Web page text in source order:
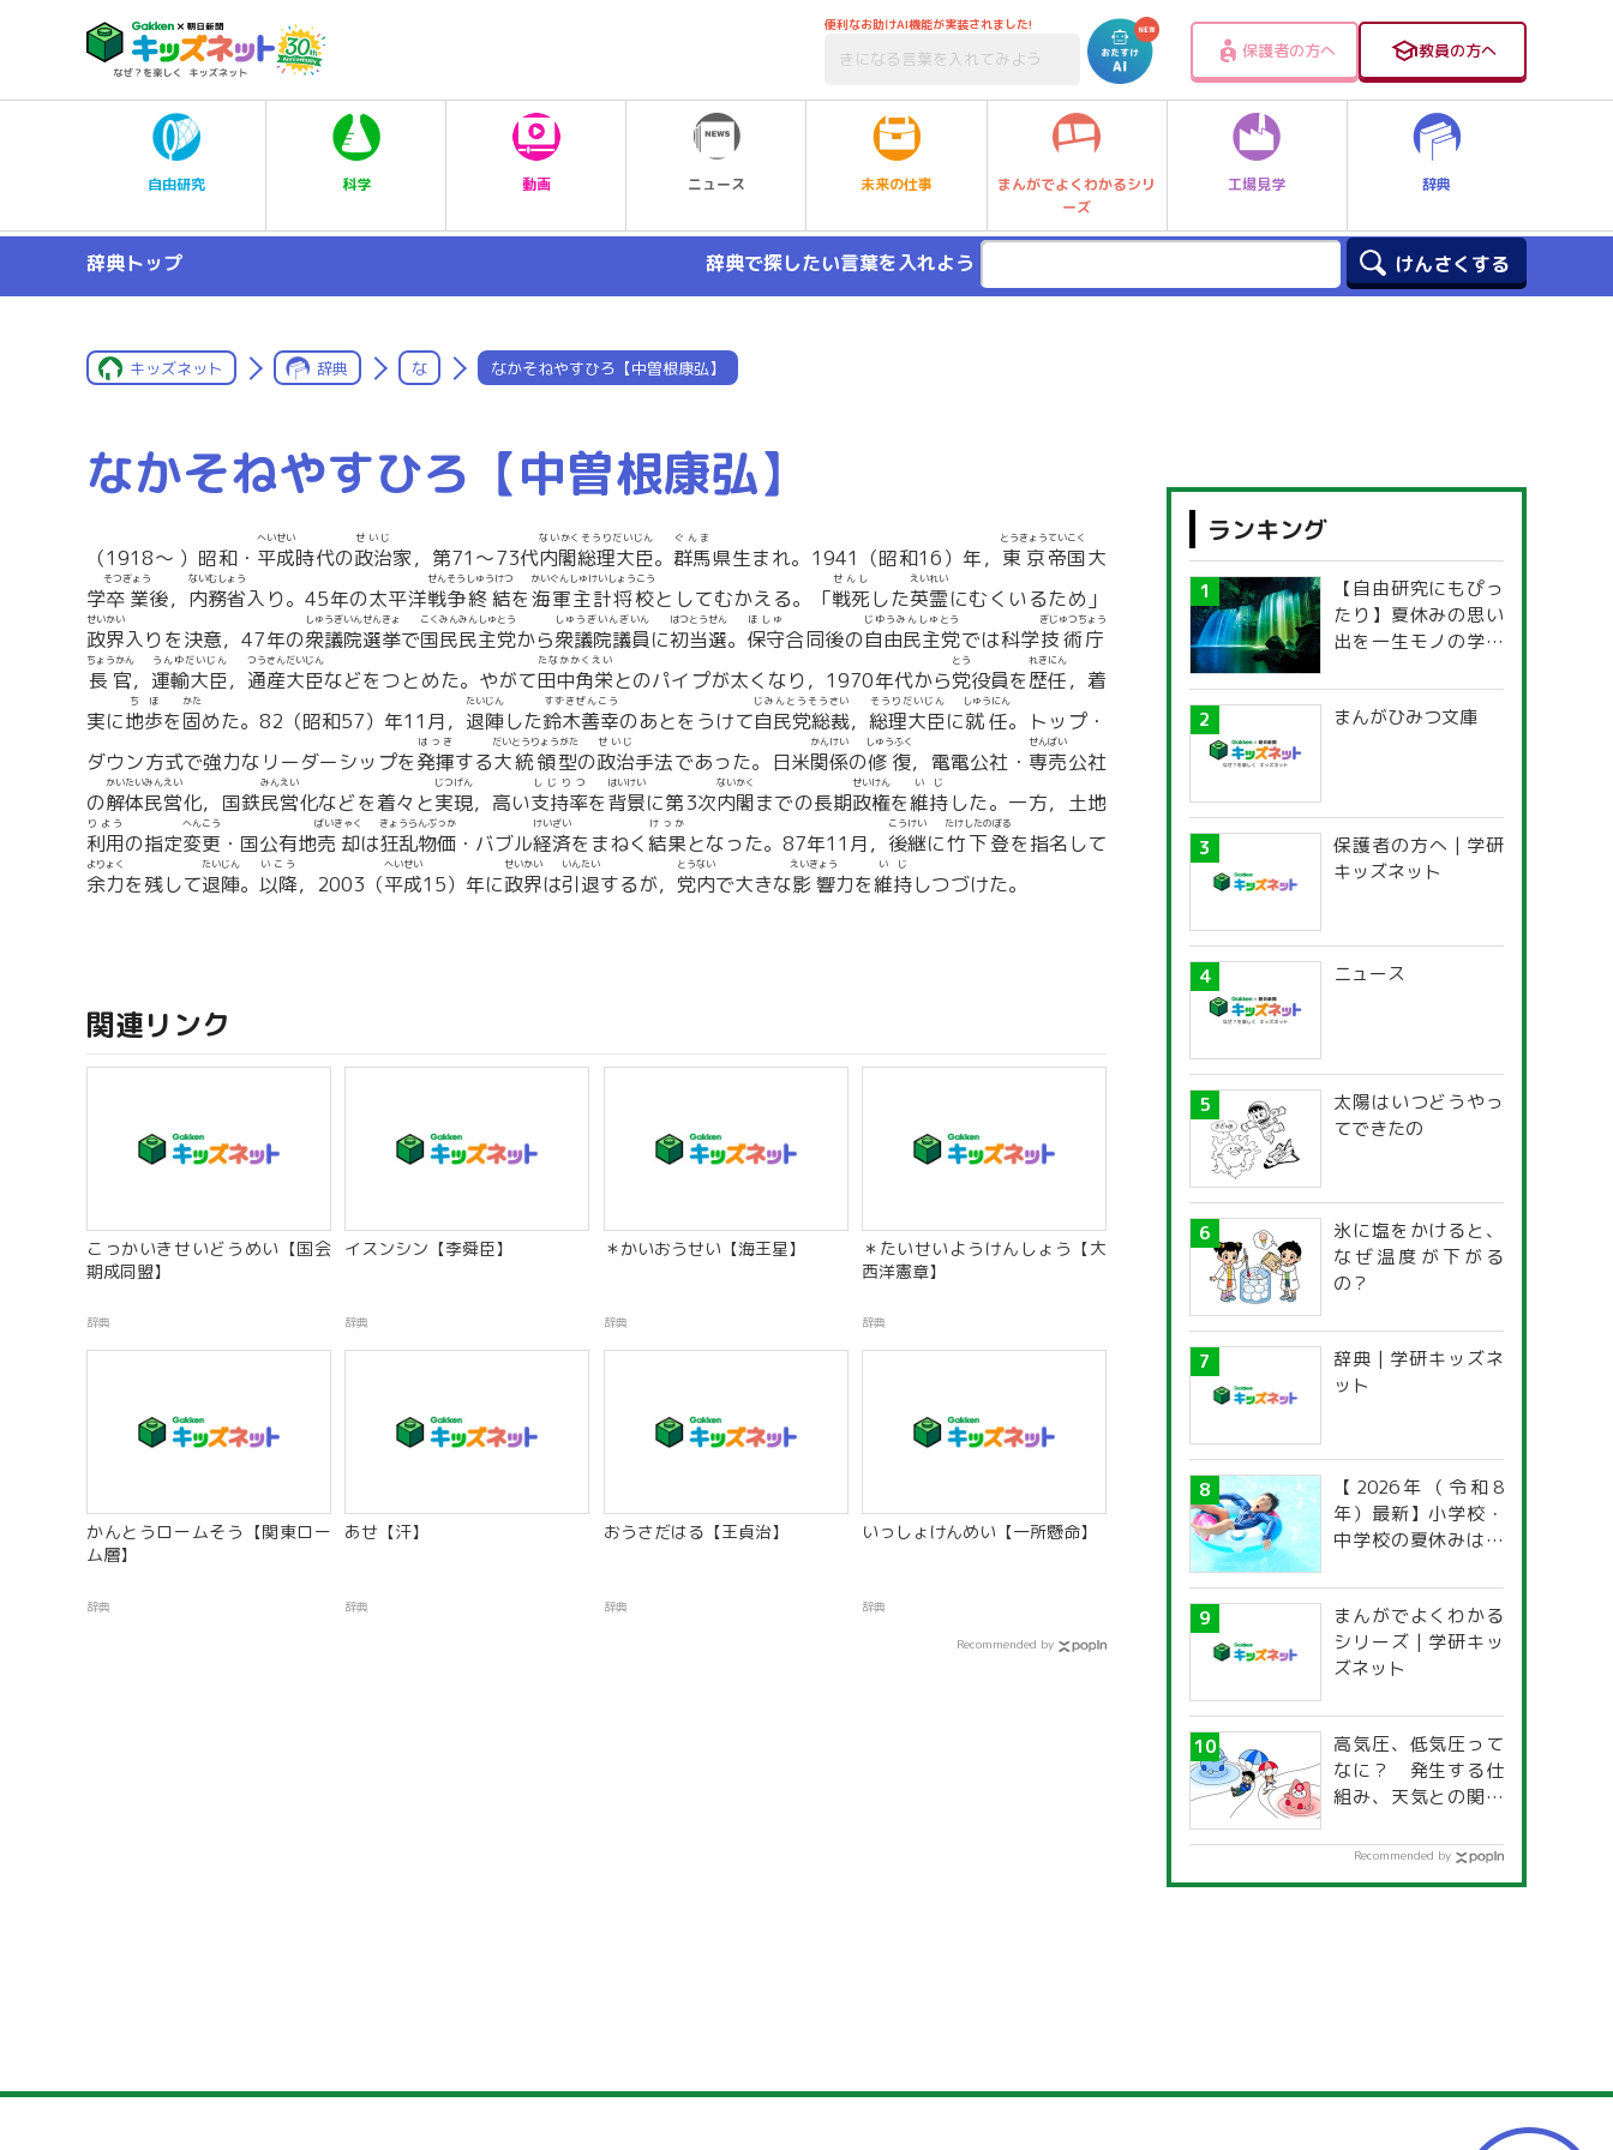
便利なお助けAI機能が実装されました!
保護者の方へ 教員の方へ
自由研究 科学 動画 ニュース 未来の仕事
まんがでよくわかるシリ
ーズ
工場見学 辞典
辞典トップ 辞典で探したい言葉を入れよう
キッズネット 辞典 な なかそねやすひろ【中曽根康弘】
なかそねやすひろ【中曽根康弘】
（1918〜 ）昭和・ 平成
へいせい
時代の政治
せいじ
家，第71〜73代内閣総理大臣
ないかくそうりだいじん
。 群馬
ぐんま
県生まれ。1941（昭和16）年， 東京
とうきょう
帝国
ていこく
大
学卒業
そつぎょう
後， 内務省
ないむしょう
入り。45年の太平洋戦争
せんそう
終結
しゅうけつ
を海軍主計将校
かいぐんしゅけいしょうこう
としてむかえる。「戦死
せんし
した英霊
えいれい
にむくいるため」
政界
せいかい
入りを決意，47年の衆議院
しゅうぎいん
選挙
せんきょ
で国民民主党
こくみんみんしゅとう
から衆議院議員
しゅうぎいんぎいん
に初当選
はつとうせん
。 保守
ほしゅ
合同後の自由民主党
じゆうみんしゅとう
では科学技術庁
ぎじゅつちょう
長官
ちょうかん
， 運輸大臣
うんゆだいじん
， 通産大臣
つうさんだいじん
などをつとめた。やがて田中角栄
たなかかくえい
とのパイプが太くなり，1970年代から党
とう
役員を歴任
れきにん
，着
実に地歩
ちほ
を固
かた
めた。82（昭和57）年11月， 退陣
たいじん
した鈴木善幸
すずきぜんこう
のあとをうけて自民党総裁
じみんとうそうさい
， 総理大臣
そうりだいじん
に就任
しゅうにん
。トップ・
ダウン方式で強力なリーダーシップを発揮
はっき
する大統領型
だいとうりょうがた
の政治
せいじ
手法であった。日米関係
かんけい
の修復
しゅうふく
，電電公社・ 専売
せんばい
公社
の解体民営
かいたいみんえい
化，国鉄民営
みんえい
化などを着々と実現
じつげん
，高い支持率
しじりつ
を背景
はいけい
に第3次内閣
ないかく
までの長期政権
せいけん
を維持
いじ
した。一方，土地
利用
りよう
の指定変更
へんこう
・国公有地売却
ばいきゃく
は狂乱物価
きょうらんぶっか
・バブル経済
けいざい
をまねく結果
けっか
となった。87年11月， 後継
こうけい
に竹下登
たけしたのぼる
を指名して
余力
よりょく
を残して退陣
たいじん
。 以降
いこう
，2003（平成
へいせい
15）年に政界
せいかい
は引退
いんたい
するが， 党内
とうない
で大きな影響
えいきょう
力を維持
いじ
しつづけた。
関連リンク
こっかいきせいどうめい【国会
期成同盟】
辞典
イスンシン【李舜臣】
辞典
＊かいおうせい【海王星】
辞典
＊たいせいようけんしょう【大
西洋憲章】
辞典
かんとうロームそう【関東ロー
ム層】
辞典
あせ【汗】
辞典
おうさだはる【王貞治】
辞典
いっしょけんめい【一所懸命】
辞典
Recommended by
ランキング
【自由研究にもぴっ
たり】夏休みの思い
出を一生モノの学び
探究ガイド
まんがひみつ文庫
保護者の方へ | 学研
キッズネット
ニュース
太陽はいつどうやっ
てできたの
氷に塩をかけると、
なぜ温度が下がる
の？
辞典 | 学研キッズネ
ット
【2026年（令和8
年）最新】小学校・
中学校の夏休みはい
道府県別「夏季休暇
一覧」
まんがでよくわかる
シリーズ | 学研キッ
ズネット
高気圧、低気圧って
なに？ 発生する仕
組み、天気との関係
Recommended by